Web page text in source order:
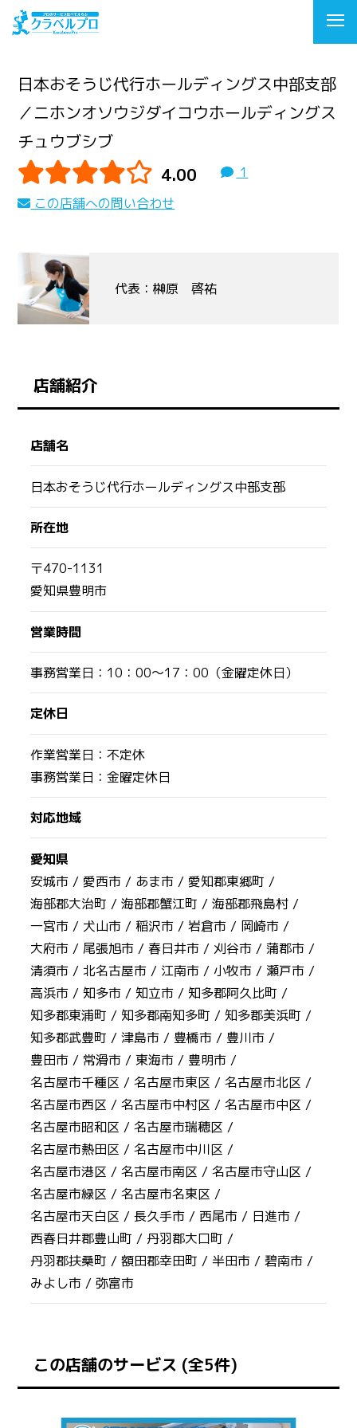
日本おそうじ代行ホールディングス中部支部
／ニホンオソウジダイコウホールディングス
チュウブシブ
4.00
1
この店舗への問い合わせ
代表：榊原 啓祐
店舗紹介
店舗名
日本おそうじ代行ホールディングス中部支部
所在地
〒470-1131
愛知県豊明市
営業時間
事務営業日：10：00～17：00（金曜定休日）
定休日
作業営業日：不定休
事務営業日：金曜定休日
対応地域
愛知県
安城市 / 愛西市 / あま市 / 愛知郡東郷町 /
海部郡大治町 /海部郡蟹江町 /海部郡飛島村 /
一宮市 / 犬山市 /稲沢市 /岩倉市 / 岡崎市 /
大府市 /尾張旭市 /春日井市 / 刈谷市 /蒲郡市 /
清須市 /北名古屋市 / 江南市 / 小牧市 /瀬戸市 /
高浜市 /知多市 /知立市 /知多郡阿久比町 /
知多郡東浦町 /知多郡南知多町 /知多郡美浜町 /
知多郡武豊町 /津島市 / 豊橋市 / 豊川市 /
豊田市 / 常滑市 /東海市 / 豊明市 /
名古屋市千種区 /名古屋市東区 /名古屋市北区 /
名古屋市西区 /名古屋市中村区 /名古屋市中区 /
名古屋市昭和区 /名古屋市瑞穂区 /
名古屋市熱田区 /名古屋市中川区 /
名古屋市港区 /名古屋市南区 /名古屋市守山区 /
名古屋市緑区 /名古屋市名東区 /
名古屋市天白区 /長久手市 / 西尾市 / 日進市 /
西春日井郡豊山町 / 丹羽郡大口町 /
丹羽郡扶桑町 /額田郡幸田町 /半田市 /碧南市 /
みよし市 /弥富市
この店舗のサービス (全5件)